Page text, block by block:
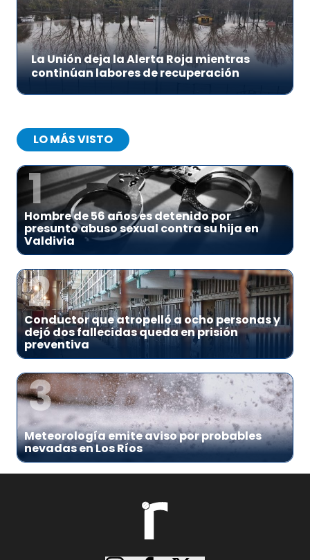
La Unión deja la Alerta Roja mientras
continúan labores de recuperación
LO MÁS VISTO
1
Hombre de 56 años es detenido por
presunto abuso sexual contra su hija en
Valdivia
2
Conductor que atropelló a ocho personas y
dejó dos fallecidas queda en prisión
preventiva
3
Meteorología emite aviso por probables
nevadas en Los Ríos